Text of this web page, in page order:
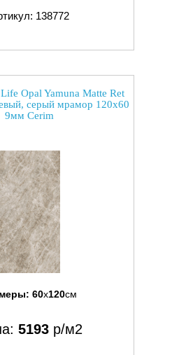
138772
Opal Yamuna Matte Ret
серый мрамор 120x60
9мм Cerim
60x120см
5193 р/м2